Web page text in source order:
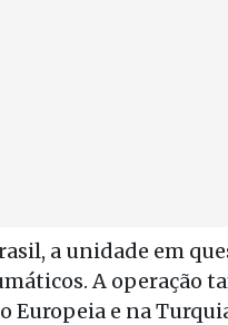
a unidade em
A operação
Europeia e na